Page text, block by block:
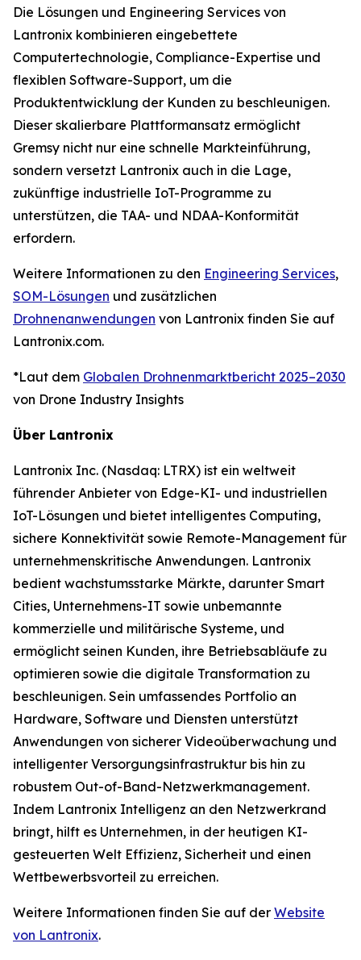
Die Lösungen und Engineering Services von
Lantronix kombinieren eingebettete
Computertechnologie, Compliance-Expertise und
flexiblen Software-Support, um die
Produktentwicklung der Kunden zu beschleunigen.
Dieser skalierbare Plattformansatz ermöglicht
Gremsy nicht nur eine schnelle Markteinführung,
sondern versetzt Lantronix auch in die Lage,
zukünftige industrielle IoT-Programme zu
unterstützen, die TAA- und NDAA-Konformität
erfordern.
Weitere Informationen zu den Engineering Services,
SOM-Lösungen und zusätzlichen
Drohnenanwendungen von Lantronix finden Sie auf
Lantronix.com.
*Laut dem Globalen Drohnenmarktbericht 2025–2030
von Drone Industry Insights
Über Lantronix
Lantronix Inc. (Nasdaq: LTRX) ist ein weltweit
führender Anbieter von Edge-KI- und industriellen
IoT-Lösungen und bietet intelligentes Computing,
sichere Konnektivität sowie Remote-Management für
unternehmenskritische Anwendungen. Lantronix
bedient wachstumsstarke Märkte, darunter Smart
Cities, Unternehmens-IT sowie unbemannte
kommerzielle und militärische Systeme, und
ermöglicht seinen Kunden, ihre Betriebsabläufe zu
optimieren sowie die digitale Transformation zu
beschleunigen. Sein umfassendes Portfolio an
Hardware, Software und Diensten unterstützt
Anwendungen von sicherer Videoüberwachung und
intelligenter Versorgungsinfrastruktur bis hin zu
robustem Out-of-Band-Netzwerkmanagement.
Indem Lantronix Intelligenz an den Netzwerkrand
bringt, hilft es Unternehmen, in der heutigen KI-
gesteuerten Welt Effizienz, Sicherheit und einen
Wettbewerbsvorteil zu erreichen.
Weitere Informationen finden Sie auf der Website
von Lantronix.